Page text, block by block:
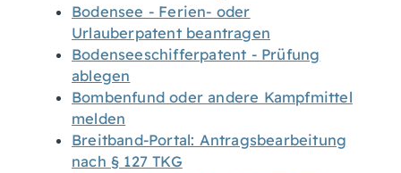
Bodensee - Ferien- oder
Urlauberpatent beantragen
Bodenseeschifferpatent - Prüfung
ablegen
Bombenfund oder andere Kampfmittel
melden
Breitband-Portal: Antragsbearbeitung
nach § 127 TKG